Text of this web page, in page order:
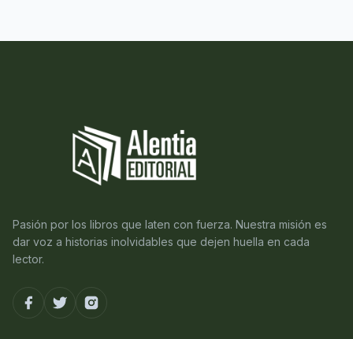
Pasión por los libros que laten con fuerza. Nuestra misión es
dar voz a historias inolvidables que dejen huella en cada
lector.